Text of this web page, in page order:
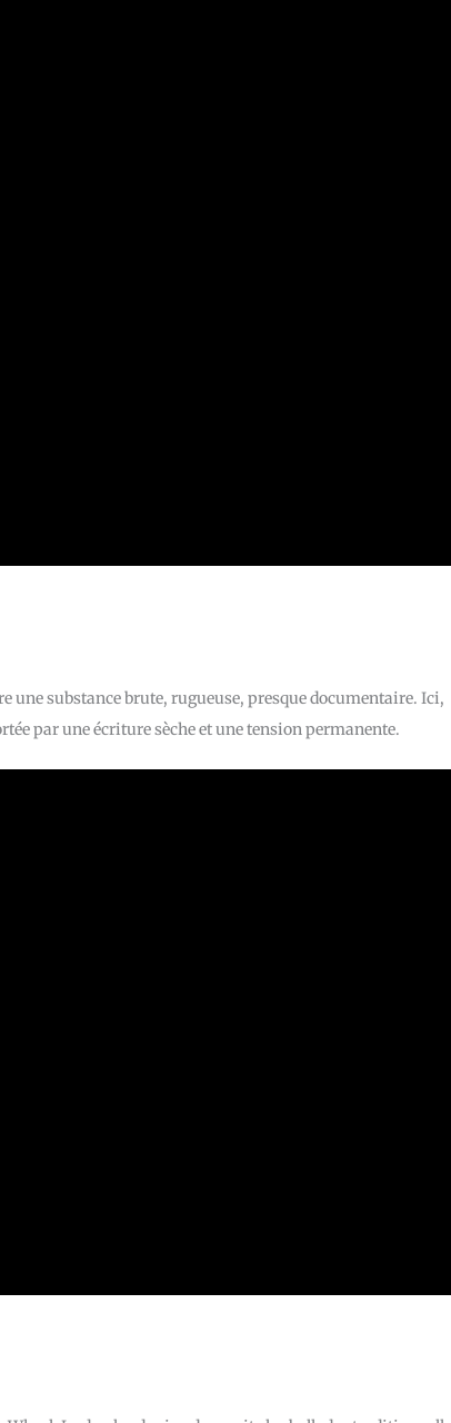
substance brute, rugueuse, presque documentaire. Ici,
par une écriture sèche et une tension permanente.